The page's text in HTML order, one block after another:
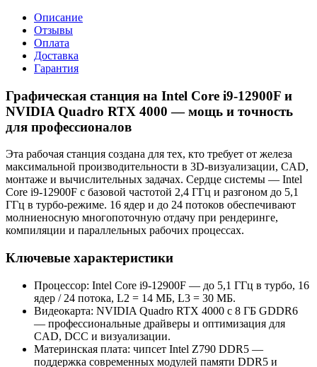
Описание
Отзывы
Оплата
Доставка
Гарантия
Графическая станция на Intel Core i9-12900F и
NVIDIA Quadro RTX 4000 — мощь и точность
для профессионалов
Эта рабочая станция создана для тех, кто требует от железа
максимальной производительности в 3D-визуализации, CAD,
монтаже и вычислительных задачах. Сердце системы — Intel
Core i9-12900F с базовой частотой 2,4 ГГц и разгоном до 5,1
ГГц в турбо‑режиме. 16 ядер и до 24 потоков обеспечивают
молниеносную многопоточную отдачу при рендеринге,
компиляции и параллельных рабочих процессах.
Ключевые характеристики
Процессор: Intel Core i9-12900F — до 5,1 ГГц в турбо, 16
ядер / 24 потока, L2 = 14 МБ, L3 = 30 МБ.
Видеокарта: NVIDIA Quadro RTX 4000 с 8 ГБ GDDR6
— профессиональные драйверы и оптимизация для
CAD, DCC и визуализации.
Материнская плата: чипсет Intel Z790 DDR5 —
поддержка современных модулей памяти DDR5 и